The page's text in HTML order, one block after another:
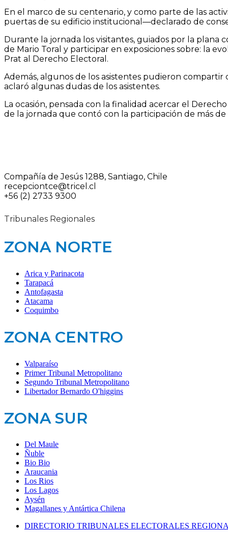
En el marco de su centenario, y como parte de las
puertas de su edificio institucional—declarado de
Durante la jornada los visitantes, guiados por la
de Mario Toral y participar en exposiciones sobre: la
Prat al Derecho Electoral.
Además, algunos de los asistentes pudieron
aclaró algunas dudas de los asistentes.
La ocasión, pensada con la finalidad acercar el
de la jornada que contó con la participación de más de
Compañía de Jesús 1288, Santiago, Chile
recepciontce@tricel.cl
+56 (2) 2733 9300
Tribunales Regionales
ZONA NORTE
Arica y Parinacota
Tarapacá
Antofagasta
Atacama
Coquimbo
ZONA CENTRO
Valparaíso
Primer Tribunal Metropolitano
Segundo Tribunal Metropolitano
Libertador Bernardo O'higgins
ZONA SUR
Del Maule
Ñuble
Bio Bio
Araucania
Los Rios
Los Lagos
Aysén
Magallanes y Antártica Chilena
DIRECTORIO TRIBUNALES ELECTORALES